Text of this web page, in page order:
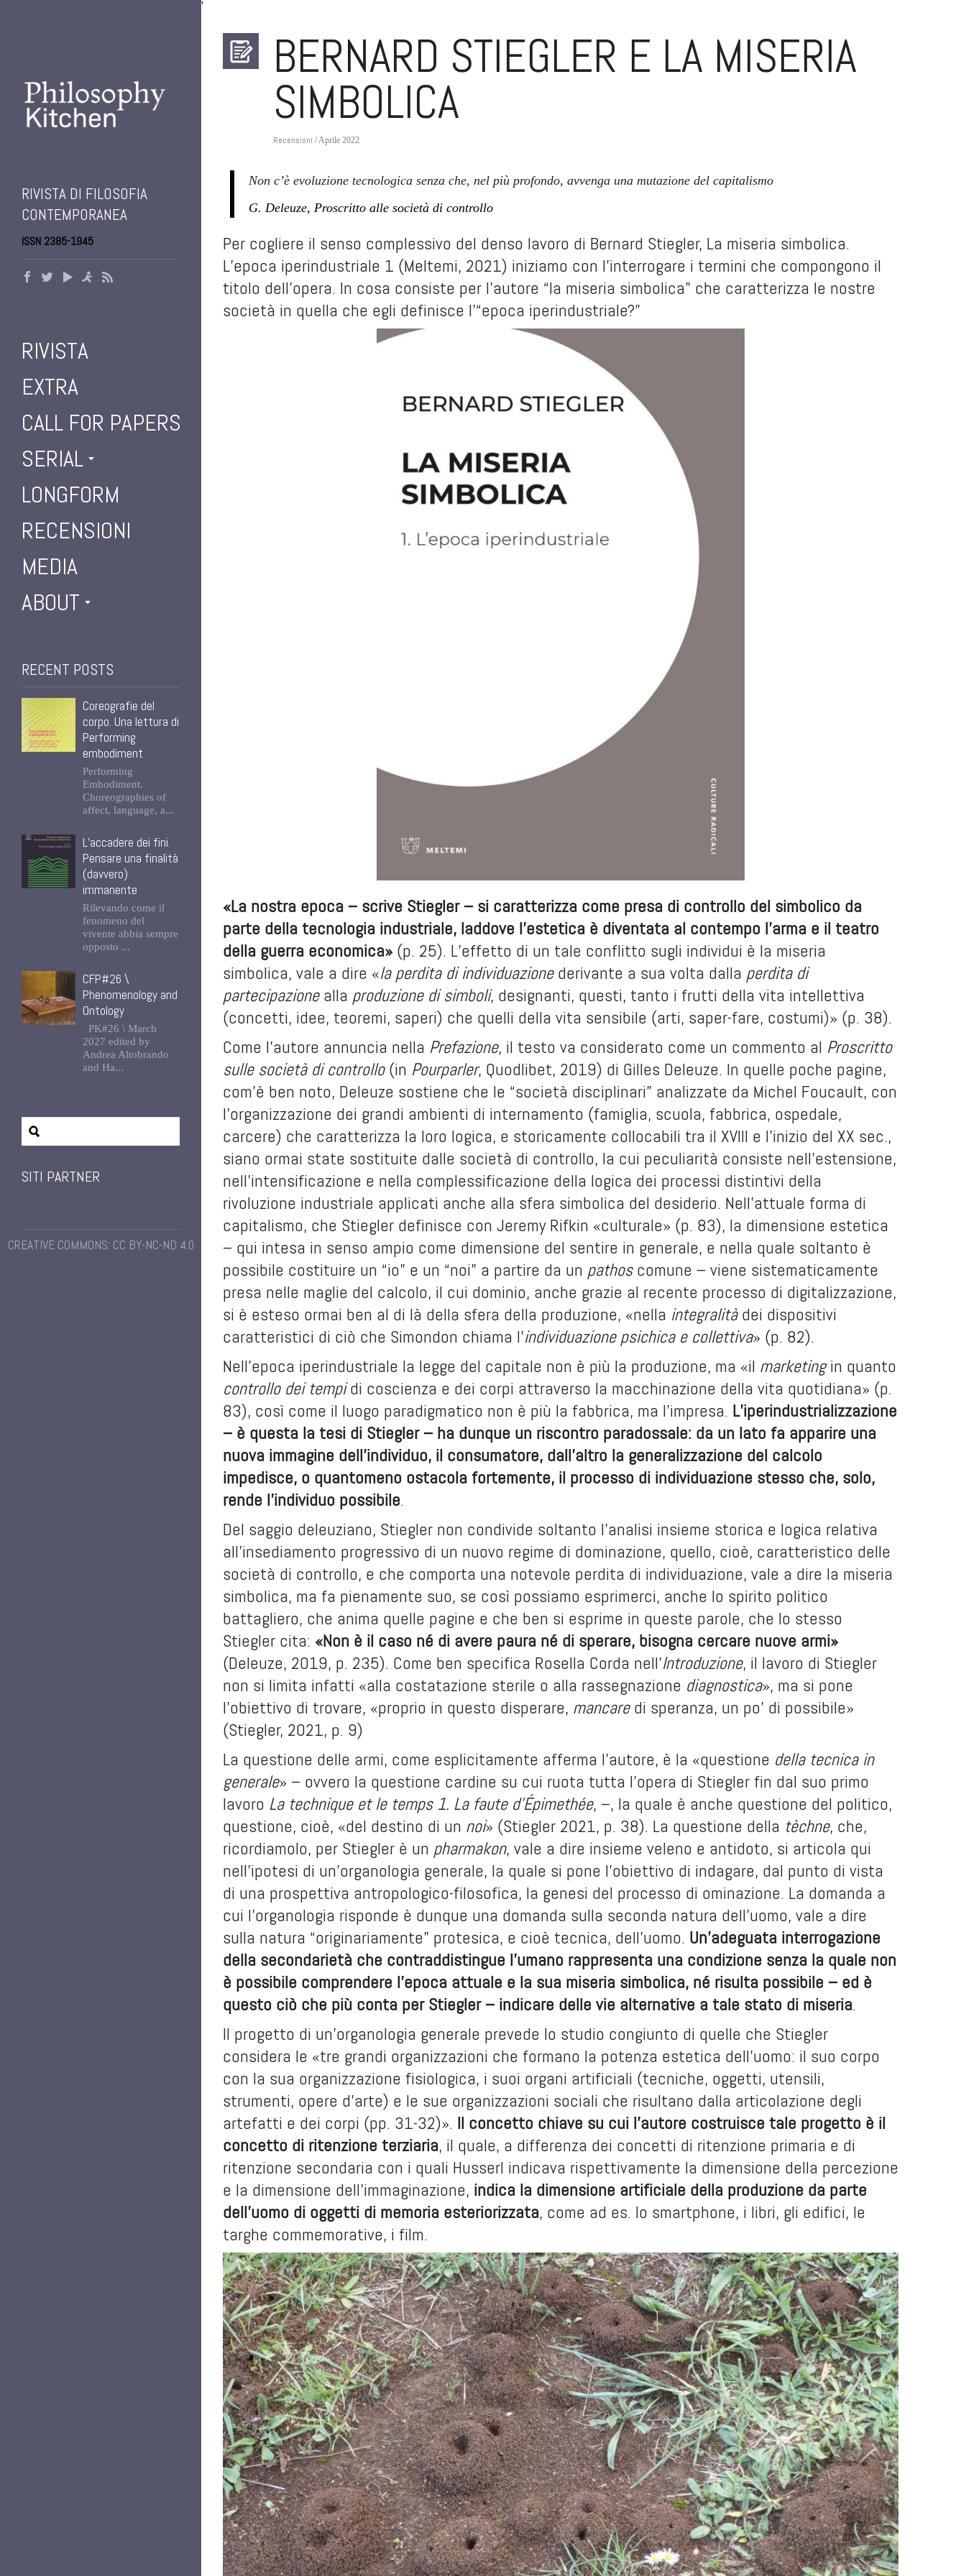
'
RIVISTA DI FILOSOFIA
CONTEMPORANEA
ISSN 2385-1945
RIVISTA
EXTRA
CALL FOR PAPERS
SERIAL
LONGFORM
RECENSIONI
MEDIA
ABOUT
RECENT POSTS
Coreografie del
corpo. Una lettura di
Performing
embodiment
Performing
Embodiment.
Choreographies of
affect, language, a...
L’accadere dei fini.
Pensare una finalità
(davvero)
immanente
Rilevando come il
fenomeno del
vivente abbia sempre
opposto ...
CFP#26 \
Phenomenology and
Ontology
PK#26 \ March
2027 edited by
Andrea Altobrando
and Ha...
SITI PARTNER
CREATIVE COMMONS: CC BY-NC-ND 4.0
BERNARD STIEGLER E LA MISERIA
SIMBOLICA
Recensioni / Aprile 2022
Non c’è evoluzione tecnologica senza che, nel più profondo, avvenga una mutazione del capitalismo
G. Deleuze, Proscritto alle società di controllo
Per cogliere il senso complessivo del denso lavoro di Bernard Stiegler, La miseria simbolica.
L’epoca iperindustriale 1 (Meltemi, 2021) iniziamo con l’interrogare i termini che compongono il
titolo dell’opera. In cosa consiste per l’autore “la miseria simbolica” che caratterizza le nostre
società in quella che egli definisce l’“epoca iperindustriale?”
«La nostra epoca – scrive Stiegler – si caratterizza come presa di controllo del simbolico da
parte della tecnologia industriale, laddove l’estetica è diventata al contempo l’arma e il teatro
della guerra economica»(p. 25). L’effetto di un tale conflitto sugli individui è la miseria
simbolica, vale a dire «la perdita di individuazionederivante a sua volta dalla perdita di
partecipazionealla produzione di simboli, designanti, questi, tanto i frutti della vita intellettiva
(concetti, idee, teoremi, saperi) che quelli della vita sensibile (arti, saper-fare, costumi)» (p. 38).
Come l’autore annuncia nella Prefazione, il testo va considerato come un commento al Proscritto
sulle società di controllo(in Pourparler, Quodlibet, 2019) di Gilles Deleuze. In quelle poche pagine,
com’è ben noto, Deleuze sostiene che le “società disciplinari” analizzate da Michel Foucault, con
l’organizzazione dei grandi ambienti di internamento (famiglia, scuola, fabbrica, ospedale,
carcere) che caratterizza la loro logica, e storicamente collocabili tra il XVIII e l’inizio del XX sec.,
siano ormai state sostituite dalle società di controllo, la cui peculiarità consiste nell’estensione,
nell’intensificazione e nella complessificazione della logica dei processi distintivi della
rivoluzione industriale applicati anche alla sfera simbolica del desiderio. Nell’attuale forma di
capitalismo, che Stiegler definisce con Jeremy Rifkin «culturale» (p. 83), la dimensione estetica
– qui intesa in senso ampio come dimensione del sentire in generale, e nella quale soltanto è
possibile costituire un “io” e un “noi” a partire da un pathoscomune – viene sistematicamente
presa nelle maglie del calcolo, il cui dominio, anche grazie al recente processo di digitalizzazione,
si è esteso ormai ben al di là della sfera della produzione, «nella integralitàdei dispositivi
caratteristici di ciò che Simondon chiama l’individuazione psichica e collettiva» (p. 82).
Nell’epoca iperindustriale la legge del capitale non è più la produzione, ma «il marketingin quanto
controllo dei tempidi coscienza e dei corpi attraverso la macchinazione della vita quotidiana» (p.
83), così come il luogo paradigmatico non è più la fabbrica, ma l’impresa. L’iperindustrializzazione
– è questa la tesi di Stiegler – ha dunque un riscontro paradossale: da un lato fa apparire una
nuova immagine dell’individuo, il consumatore, dall’altro la generalizzazione del calcolo
impedisce, o quantomeno ostacola fortemente, il processo di individuazione stesso che, solo,
rende l’individuo possibile.
Del saggio deleuziano, Stiegler non condivide soltanto l’analisi insieme storica e logica relativa
all’insediamento progressivo di un nuovo regime di dominazione, quello, cioè, caratteristico delle
società di controllo, e che comporta una notevole perdita di individuazione, vale a dire la miseria
simbolica, ma fa pienamente suo, se così possiamo esprimerci, anche lo spirito politico
battagliero, che anima quelle pagine e che ben si esprime in queste parole, che lo stesso
Stiegler cita: «Non è il caso né di avere paura né di sperare, bisogna cercare nuove armi»
(Deleuze, 2019, p. 235). Come ben specifica Rosella Corda nell’Introduzione, il lavoro di Stiegler
non si limita infatti «alla costatazione sterile o alla rassegnazione diagnostica», ma si pone
l’obiettivo di trovare, «proprio in questo disperare, mancaredi speranza, un po’ di possibile»
(Stiegler, 2021, p. 9)
La questione delle armi, come esplicitamente afferma l’autore, è la «questione della tecnica in
generale» – ovvero la questione cardine su cui ruota tutta l’opera di Stiegler fin dal suo primo
lavoro La technique et le temps 1. La faute d’Épimethée, –, la quale è anche questione del politico,
questione, cioè, «del destino di un noi» (Stiegler 2021, p. 38). La questione della tèchne, che,
ricordiamolo, per Stiegler è un pharmakon, vale a dire insieme veleno e antidoto, si articola qui
nell’ipotesi di un’organologia generale, la quale si pone l’obiettivo di indagare, dal punto di vista
di una prospettiva antropologico-filosofica, la genesi del processo di ominazione. La domanda a
cui l’organologia risponde è dunque una domanda sulla seconda natura dell’uomo, vale a dire
sulla natura “originariamente” protesica, e cioè tecnica, dell’uomo. Un’adeguata interrogazione
della secondarietà che contraddistingue l’umano rappresenta una condizione senza la quale non
è possibile comprendere l’epoca attuale e la sua miseria simbolica, né risulta possibile – ed è
questo ciò che più conta per Stiegler – indicare delle vie alternative a tale stato di miseria.
Il progetto di un’organologia generale prevede lo studio congiunto di quelle che Stiegler
considera le «tre grandi organizzazioni che formano la potenza estetica dell’uomo: il suo corpo
con la sua organizzazione fisiologica, i suoi organi artificiali (tecniche, oggetti, utensili,
strumenti, opere d’arte) e le sue organizzazioni sociali che risultano dalla articolazione degli
artefatti e dei corpi (pp. 31-32)». Il concetto chiave su cui l’autore costruisce tale progetto è il
concetto di ritenzione terziaria, il quale, a differenza dei concetti di ritenzione primaria e di
ritenzione secondaria con i quali Husserl indicava rispettivamente la dimensione della percezione
e la dimensione dell’immaginazione, indica la dimensione artificiale della produzione da parte
dell’uomo di oggetti di memoria esteriorizzata, come ad es. lo smartphone, i libri, gli edifici, le
targhe commemorative, i film.